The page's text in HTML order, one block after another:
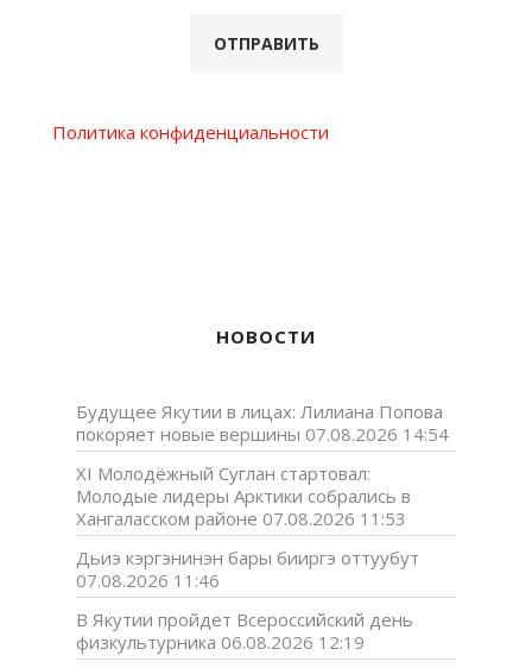
Политика конфиденциальности
НОВОСТИ
Будущее Якутии в лицах: Лилиана Попова
покоряет новые вершины 07.08.2026 14:54
XI Молодёжный Суглан стартовал:
Молодые лидеры Арктики собрались в
Хангаласском районе 07.08.2026 11:53
Дьиэ кэргэнинэн бары бииргэ оттуубут
07.08.2026 11:46
В Якутии пройдет Всероссийский день
физкультурника 06.08.2026 12:19